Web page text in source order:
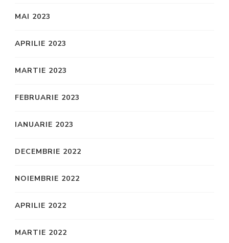
MAI 2023
APRILIE 2023
MARTIE 2023
FEBRUARIE 2023
IANUARIE 2023
DECEMBRIE 2022
NOIEMBRIE 2022
APRILIE 2022
MARTIE 2022